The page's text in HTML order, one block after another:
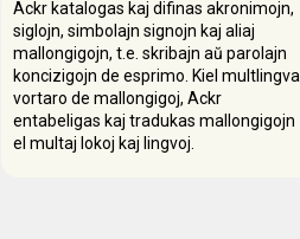
Ackr katalogas kaj difinas akronimojn,
siglojn, simbolajn signojn kaj aliaj
mallongigojn, t.e. skribajn aŭ parolajn
koncizigojn de esprimo. Kiel multlingva
vortaro de mallongigoj, Ackr
entabeligas kaj tradukas mallongigojn
el multaj lokoj kaj lingvoj.